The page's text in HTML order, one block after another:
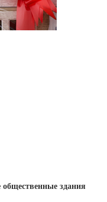
здания